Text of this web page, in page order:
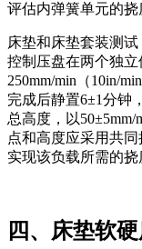
评估内弹簧单元的挠
床垫和床垫套装测
控制压盘在两个独
250mm/min（10in/
完成后静置6±1分钟
总高度，以
点和高度应采用共
实现该负载所需的挠
四、床垫软